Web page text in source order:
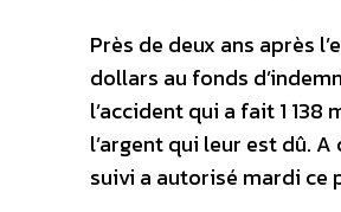
Près de deux ans après
dollars au fonds
l’accident qui a fait 1
l’argent qui leur est dû.
suivi a autorisé mardi ce